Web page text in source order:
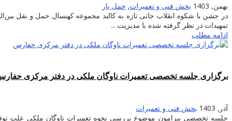
بهمن, 1403 بخش فنی و تعمیرات, حمل بار
در جشن با شکوه انقلاب جانی تازه به کالبد مجموعه کهنسال حمل و نقل
تمهیدات در نظر گرفته شده با مدیریت ...
ادامه مطلب
برگزاری جلسه تخصصی تعمیرات ناوگان ملکی در دفتر مرکزی
آذر, 1403
بخش فنی و تعمیرات
جلسه تخصصی پیرامون موضوع بررسی نحوه تعمیرات ناوگان ملکی علت